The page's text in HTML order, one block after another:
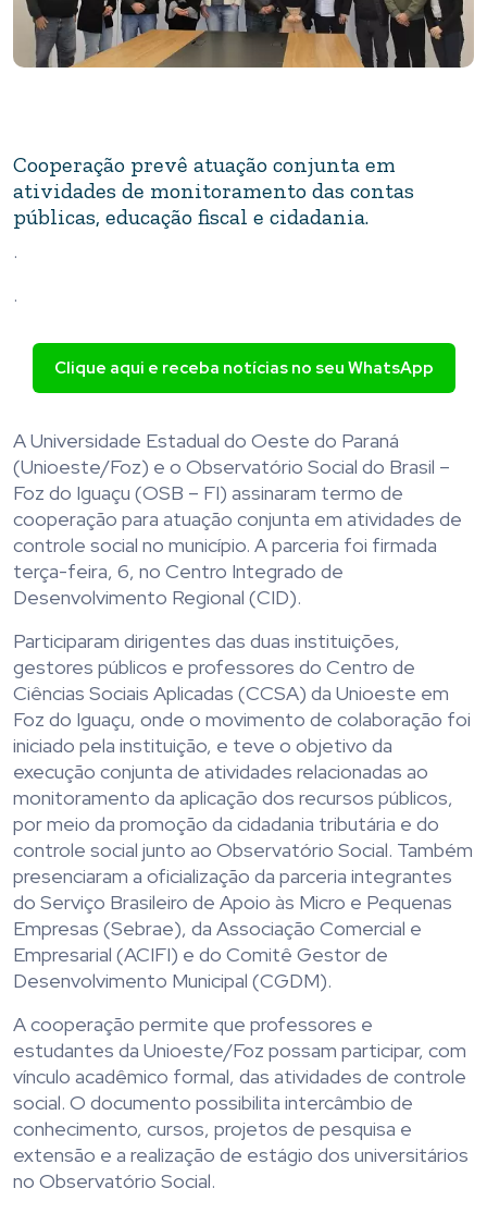
Cooperação prevê atuação conjunta em
atividades de monitoramento das contas
públicas, educação fiscal e cidadania.
.
.
Clique aqui e receba notícias no seu WhatsApp
A Universidade Estadual do Oeste do Paraná
(Unioeste/Foz) e o Observatório Social do Brasil –
Foz do Iguaçu (OSB – FI) assinaram termo de
cooperação para atuação conjunta em atividades de
controle social no município. A parceria foi firmada
terça-feira, 6, no Centro Integrado de
Desenvolvimento Regional (CID).
Participaram dirigentes das duas instituições,
gestores públicos e professores do Centro de
Ciências Sociais Aplicadas (CCSA) da Unioeste em
Foz do Iguaçu, onde o movimento de colaboração foi
iniciado pela instituição, e teve o objetivo da
execução conjunta de atividades relacionadas ao
monitoramento da aplicação dos recursos públicos,
por meio da promoção da cidadania tributária e do
controle social junto ao Observatório Social. Também
presenciaram a oficialização da parceria integrantes
do Serviço Brasileiro de Apoio às Micro e Pequenas
Empresas (Sebrae), da Associação Comercial e
Empresarial (ACIFI) e do Comitê Gestor de
Desenvolvimento Municipal (CGDM).
A cooperação permite que professores e
estudantes da Unioeste/Foz possam participar, com
vínculo acadêmico formal, das atividades de controle
social. O documento possibilita intercâmbio de
conhecimento, cursos, projetos de pesquisa e
extensão e a realização de estágio dos universitários
no Observatório Social.